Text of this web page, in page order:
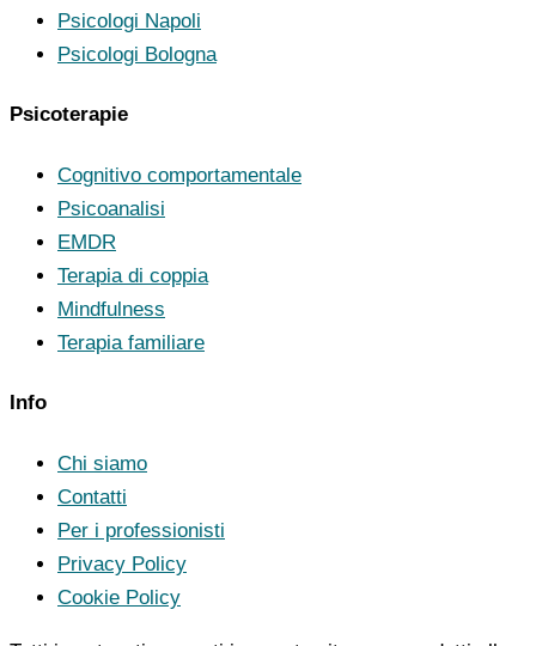
Psicologi Napoli
Psicologi Bologna
Psicoterapie
Cognitivo comportamentale
Psicoanalisi
EMDR
Terapia di coppia
Mindfulness
Terapia familiare
Info
Chi siamo
Contatti
Per i professionisti
Privacy Policy
Cookie Policy